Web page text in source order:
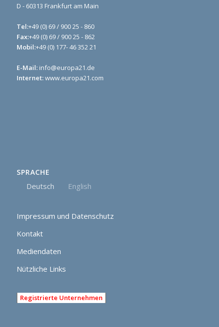
D - 60313 Frankfurt am Main
Tel:+49 (0) 69 / 900 25 - 860
Fax:+49 (0) 69 / 900 25 - 862
Mobil:+49 (0) 177- 46 352 21
E-Mail: info@europa21.de
Internet:www.europa21.com
SPRACHE
Deutsch English
Impressum und Datenschutz
Kontakt
Mediendaten
Nützliche Links
Registrierte Unternehmen